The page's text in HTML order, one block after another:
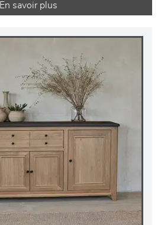
En savoir plus